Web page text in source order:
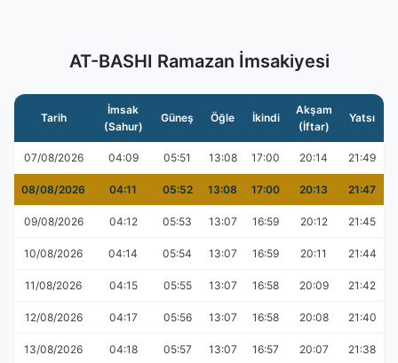
AT-BASHI Ramazan İmsakiyesi
Tarih
İmsak
(Sahur)
Güneş Öğle İkindi
Akşam
(İftar)
Yatsı
07/08/2026 04:09 05:51 13:08 17:00 20:14 21:49
08/08/2026 04:11 05:52 13:08 17:00 20:13 21:47
09/08/2026 04:12 05:53 13:07 16:59 20:12 21:45
10/08/2026 04:14 05:54 13:07 16:59 20:11 21:44
11/08/2026 04:15 05:55 13:07 16:58 20:09 21:42
12/08/2026 04:17 05:56 13:07 16:58 20:08 21:40
13/08/2026 04:18 05:57 13:07 16:57 20:07 21:38